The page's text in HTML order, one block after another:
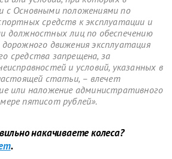
с Основными положениями по
средств к эксплуатации и
должностных лиц по обеспечению
движения эксплуатация
средства запрещена, за
и условий, указанных в
статьи, – влечет
или наложение административного
пятисот рублей».
накачиваете колеса?
.